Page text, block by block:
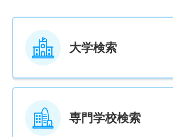
大学検索
専門学校検索